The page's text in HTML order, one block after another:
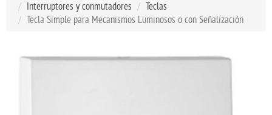
Interruptores y conmutadores
Teclas
Tecla Simple para Mecanismos Luminosos o con Señalización